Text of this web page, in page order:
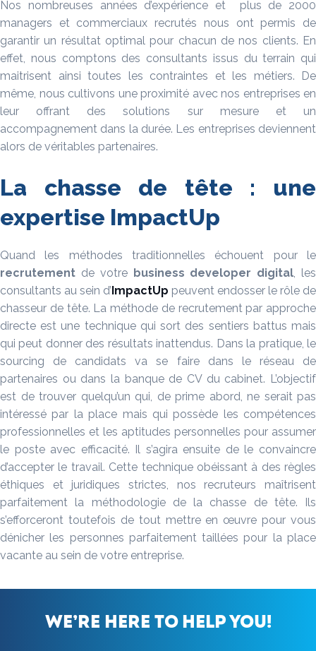
Nos nombreuses années d’expérience et plus de 2000
managers et commerciaux recrutés nous ont permis de
garantir un résultat optimal pour chacun de nos clients. En
effet, nous comptons des consultants issus du terrain qui
maitrisent ainsi toutes les contraintes et les métiers. De
même, nous cultivons une proximité avec nos entreprises en
leur offrant des solutions sur mesure et un
accompagnement dans la durée. Les entreprises deviennent
alors de véritables partenaires.
La chasse de tête : une
expertise ImpactUp
Quand les méthodes traditionnelles échouent pour le
recrutement de votre business developer digital, les
consultants au sein d’ ImpactUp peuvent endosser le rôle de
chasseur de tête. La méthode de recrutement par approche
directe est une technique qui sort des sentiers battus mais
qui peut donner des résultats inattendus. Dans la pratique, le
sourcing de candidats va se faire dans le réseau de
partenaires ou dans la banque de CV du cabinet. L’objectif
est de trouver quelqu’un qui, de prime abord, ne serait pas
intéressé par la place mais qui possède les compétences
professionnelles et les aptitudes personnelles pour assumer
le poste avec efficacité. Il s’agira ensuite de le convaincre
d’accepter le travail. Cette technique obéissant à des règles
éthiques et juridiques strictes, nos recruteurs maîtrisent
parfaitement la méthodologie de la chasse de tête. Ils
s’efforceront toutefois de tout mettre en œuvre pour vous
dénicher les personnes parfaitement taillées pour la place
vacante au sein de votre entreprise.
We’re here to help you!